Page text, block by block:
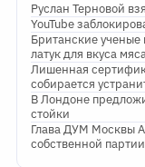
Руслан Терновой
YouTube
Британские
латук для вкуса
Лишенная
собирается
В Лондоне
стойки
Глава ДУМ Москвы
собственной партии